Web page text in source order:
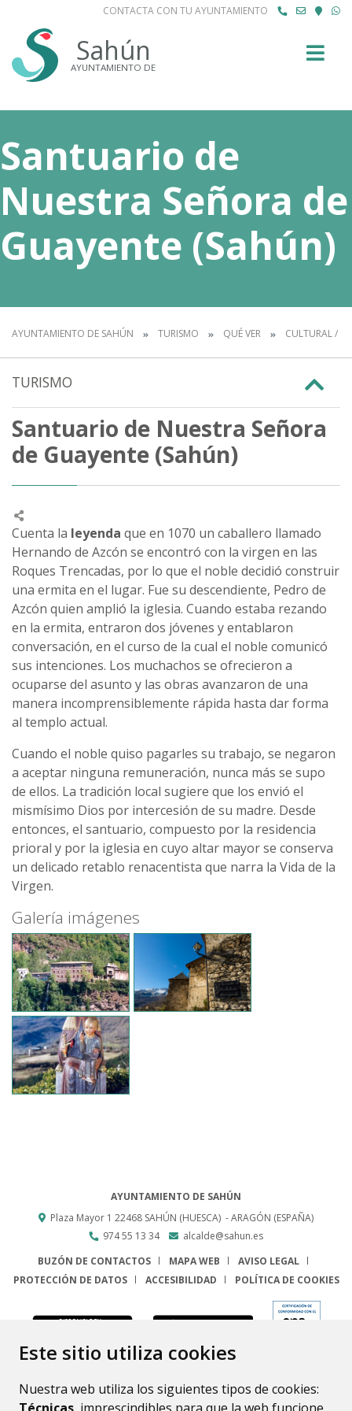
Este sitio utiliza cookies
Nuestra web utiliza los siguientes tipos de cookies:
CONTACTA CON TU AYUNTAMIENTO
Sahún
AYUNTAMIENTO DE
Santuario de
Nuestra Señora de
Guayente (Sahún)
AYUNTAMIENTO DE SAHÚN TURISMO QUÉ VER CULTURAL /
TURISMO
Santuario de Nuestra Señora
de Guayente (Sahún)
Cuenta la leyenda que en 1070 un caballero llamado
Hernando de Azcón se encontró con la virgen en las
Roques Trencadas, por lo que el noble decidió construir
una ermita en el lugar. Fue su descendiente, Pedro de
Azcón quien amplió la iglesia. Cuando estaba rezando
en la ermita, entraron dos jóvenes y entablaron
conversación, en el curso de la cual el noble comunicó
sus intenciones. Los muchachos se ofrecieron a
ocuparse del asunto y las obras avanzaron de una
manera incomprensiblemente rápida hasta dar forma
al templo actual.
Cuando el noble quiso pagarles su trabajo, se negaron
a aceptar ninguna remuneración, nunca más se supo
de ellos. La tradición local sugiere que los envió el
mismísimo Dios por intercesión de su madre. Desde
entonces, el santuario, compuesto por la residencia
prioral y por la iglesia en cuyo altar mayor se conserva
un delicado retablo renacentista que narra la Vida de la
Virgen.
Galería imágenes
AYUNTAMIENTO DE SAHÚN
Plaza Mayor 1 22468 SAHÚN (HUESCA) - ARAGÓN (ESPAÑA)
974 55 13 34
alcalde@sahun.es
BUZÓN DE CONTACTOS
MAPA WEB
AVISO LEGAL
PROTECCIÓN DE DATOS
ACCESIBILIDAD POLÍTICA DE COOKIES